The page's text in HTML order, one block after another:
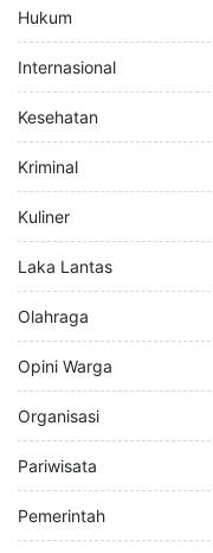
Hukum
Internasional
Kesehatan
Kriminal
Kuliner
Laka Lantas
Olahraga
Opini Warga
Organisasi
Pariwisata
Pemerintah